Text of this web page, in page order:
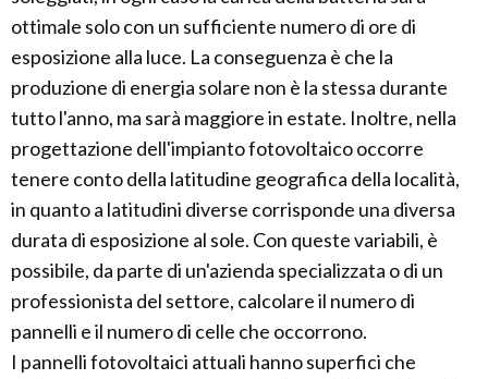
ottimale solo con un sufficiente numero di ore di
esposizione alla luce. La conseguenza è che la
produzione di energia solare non è la stessa durante
tutto l'anno, ma sarà maggiore in estate. Inoltre, nella
progettazione dell'impianto fotovoltaico occorre
tenere conto della latitudine geografica della località,
in quanto a latitudini diverse corrisponde una diversa
durata di esposizione al sole. Con queste variabili, è
possibile, da parte di un'azienda specializzata o di un
professionista del settore, calcolare il numero di
pannelli e il numero di celle che occorrono.
I pannelli fotovoltaici attuali hanno superfici che